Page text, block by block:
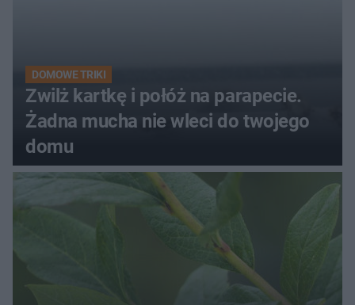
DOMOWE TRIKI
Zwilż kartkę i połóż na parapecie.
Żadna mucha nie wleci do twojego
domu